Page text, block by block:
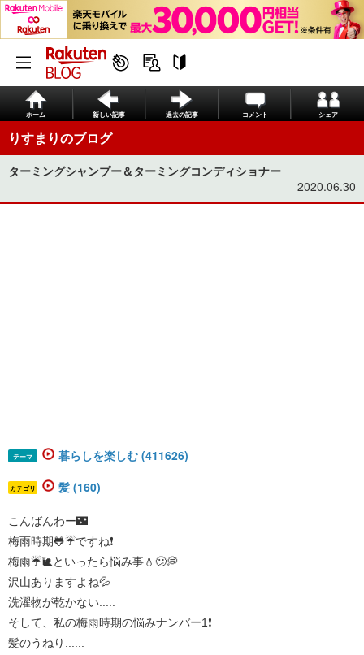
ホーム 新しい記事 過去の記事 コメント シェア
りすまりのブログ
ターミングシャンプー＆ターミングコンディショナー
2020.06.30
テーマ 暮らしを楽しむ (411626)
カテゴリ 髪 (160)
こんばんわー🌃
梅雨時期🐸☔ですね❗
梅雨☔️🐌といったら悩み事💧😕💭
沢山ありますよね💦
洗濯物が乾かない.....
そして、私の梅雨時期の悩みナンバー1❗
髪のうねり......